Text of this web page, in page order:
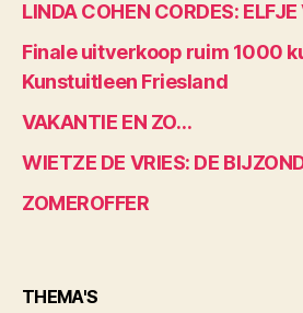
LINDA COHEN CORDES:
Finale uitverkoop ruim 1000
Kunstuitleen Friesland
VAKANTIE EN ZO…
WIETZE DE VRIES: DE
ZOMEROFFER
THEMA'S